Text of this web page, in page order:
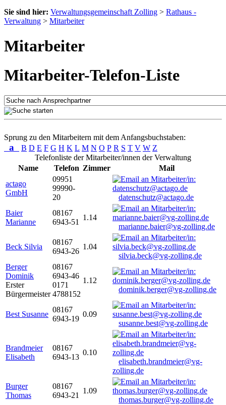
Sie sind hier: Verwaltungsgemeinschaft Zolling > Rathaus -
Verwaltung > Mitarbeiter
Mitarbeiter
Mitarbeiter-Telefon-Liste
Sprung zu den Mitarbeitern mit dem Anfangsbuchstaben:
a B D E F G H K L M N O P R S T V W Z
Telefonliste der Mitarbeiter/innen der Verwaltung
Name
Telefon Zimmer
Mail
actago
GmbH
09951
99990-
20
datenschutz@actago.de
Baier
Marianne
08167
6943-51
1.14
marianne.baier@vg-zolling.de
Beck Silvia
08167
6943-26
1.04
silvia.beck@vg-zolling.de
Berger
Dominik
Erster
Bürgermeister
08167
6943-46
0171
4788152
1.12
dominik.berger@vg-zolling.de
Best Susanne
08167
6943-19
0.09
susanne.best@vg-zolling.de
Brandmeier
Elisabeth
08167
6943-13
0.10
elisabeth.brandmeier@vg-
zolling.de
Burger
Thomas
08167
6943-21
1.09
thomas.burger@vg-zolling.de